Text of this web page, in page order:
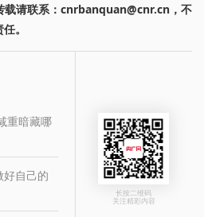
载请联系：cnrbanquan@cnr.cn，不
。
重暗藏哪
好自己的
长按二维码
关注精彩内容